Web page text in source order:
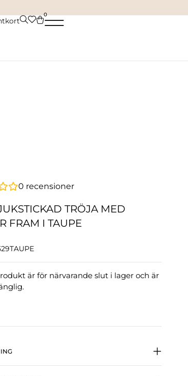
0
0 recensioner
TRÖJA MED
FRAM I TAUPE
är för närvarande slut i lager och är